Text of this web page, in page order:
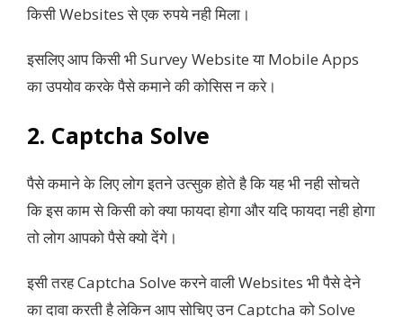
किसी Websites से एक रुपये नही मिला।
इसलिए आप किसी भी Survey Website या Mobile Apps
का उपयोव करके पैसे कमाने की कोसिस न करे।
2. Captcha Solve
पैसे कमाने के लिए लोग इतने उत्सुक होते है कि यह भी नही सोचते
कि इस काम से किसी को क्या फायदा होगा और यदि फायदा नही होगा
तो लोग आपको पैसे क्यो देंगे।
इसी तरह Captcha Solve करने वाली Websites भी पैसे देने
का दावा करती है लेकिन आप सोचिए उन Captcha को Solve